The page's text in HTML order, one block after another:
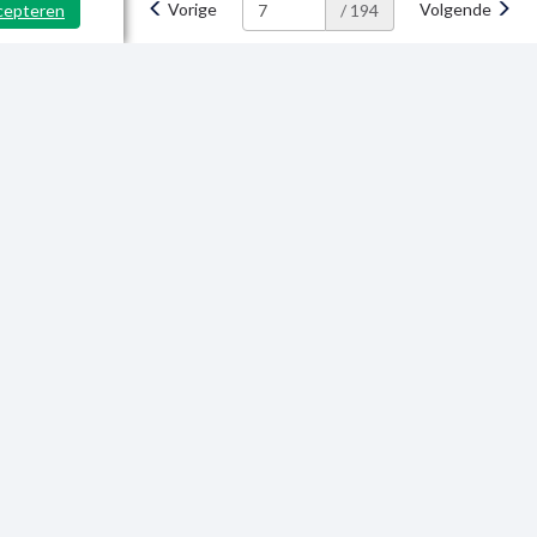
Vorige / 194 Volgende